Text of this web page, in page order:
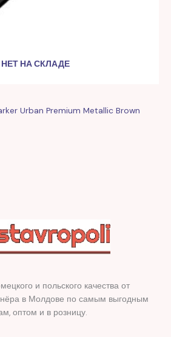
НЕТ НА СКЛАДЕ
Urban Premium Metallic Brown
и польского качества от
в Молдове по самым выгодным
оптом и в розницу.